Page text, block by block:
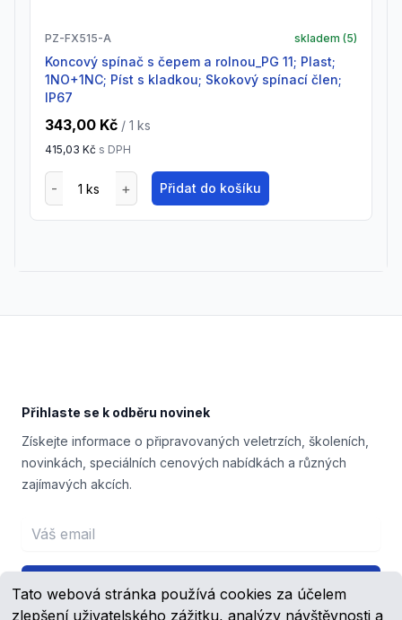
Tato webová stránka používá cookies za účelem
zlepšení uživatelského zážitku, analýzy návštěvnosti a
PZ-FX515-A skladem (5)
Koncový spínač s čepem a rolnou_PG 11; Plast;
1NO+1NC; Píst s kladkou; Skokový spínací člen;
IP67
343,00 Kč / 1 ks
415,03 Kč s DPH
Přidat do košíku
Přihlaste se k odběru novinek
Získejte informace o připravovaných veletrzích, školeních,
novinkách, speciálních cenových nabídkách a různých
zajímavých akcích.
Email address
Přihlášení